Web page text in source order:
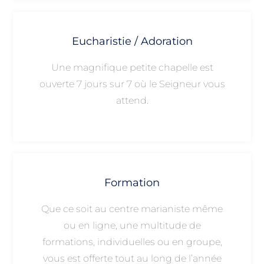
Eucharistie / Adoration
Une magnifique petite chapelle est
ouverte 7 jours sur 7 où le Seigneur vous
attend.
Formation
Que ce soit au centre marianiste même
ou en ligne, une multitude de
formations, individuelles ou en groupe,
vous est offerte tout au long de l’année